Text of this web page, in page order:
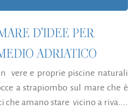
D'IDEE PER
ADRIATICO
vere e proprie piscine naturali
a strapiombo sul mare che è
che amano stare vicino a riva....